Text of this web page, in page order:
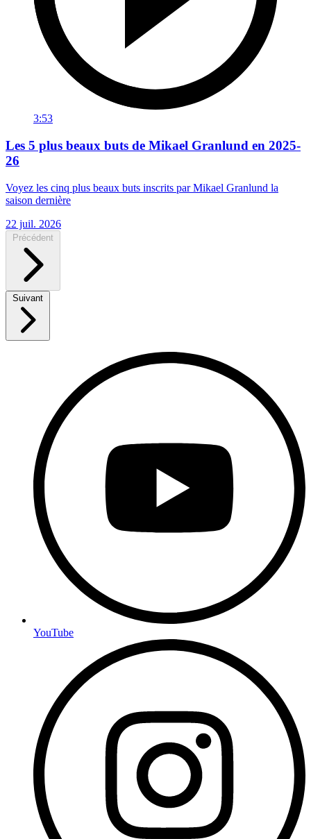
3:53
Les 5 plus beaux buts de Mikael Granlund en 2025-
26
Voyez les cinq plus beaux buts inscrits par Mikael Granlund la
saison dernière
22 juil. 2026
Précédent
Suivant
YouTube